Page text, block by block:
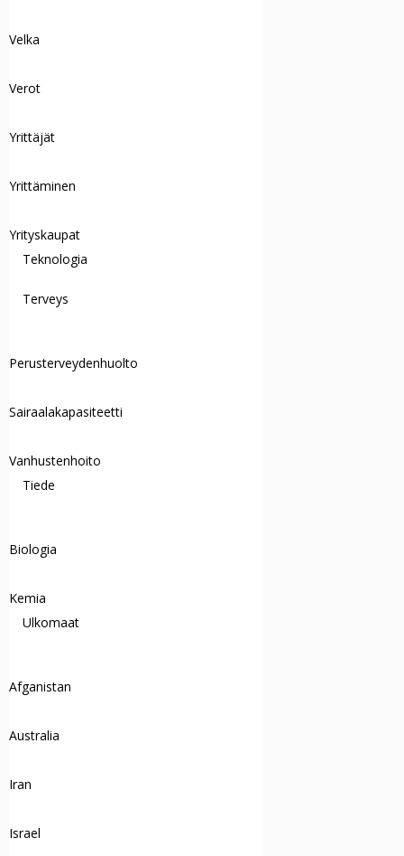
Velka
Verot
Yrittäjät
Yrittäminen
Yrityskaupat
Teknologia
Terveys
Perusterveydenhuolto
Sairaalakapasiteetti
Vanhustenhoito
Tiede
Biologia
Kemia
Ulkomaat
Afganistan
Australia
Iran
Israel